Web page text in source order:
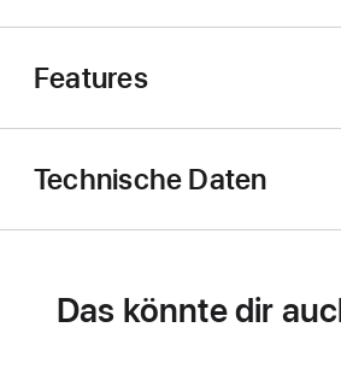
Features
Technische Daten
Das könnte dir